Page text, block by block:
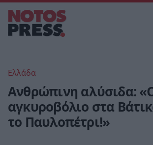
Ελλάδα
Ανθρώπινη αλύσιδα:
αγκυροβόλιο στα
το Παυλοπέτρι!»